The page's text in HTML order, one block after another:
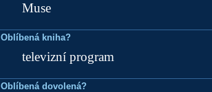
Muse
Oblíbená kniha?
televizní program
Oblíbená dovolená?